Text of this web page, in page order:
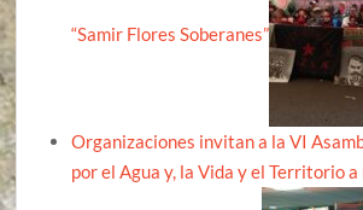
“Samir Flores Soberanes”
Organizaciones invitan a la VI
por el Agua y, la Vida y el Territorio